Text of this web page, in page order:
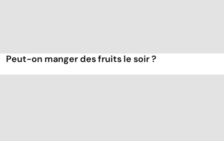
Peut-on manger des fruits le soir ?